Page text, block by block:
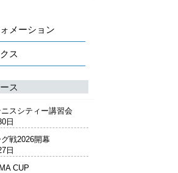
メーション
ス
ス
スシティー講習会
日
戦2026開幕
日
CUP